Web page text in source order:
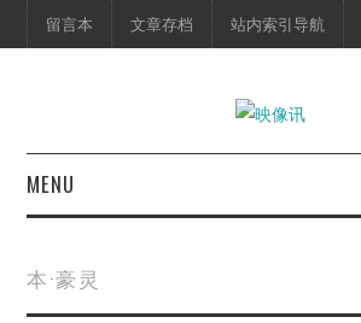
留言本 文章存档 站内索引导航
MENU
映像快讯
本·豪灵